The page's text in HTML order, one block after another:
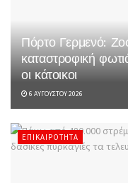
Πόρτο Γερμενό:
καταστροφική
οι κάτοικοι
6 ΑΥΓΟΎΣΤΟΥ 2026
ΕΠΙΚΑΙΡΌΤΗΤΑ